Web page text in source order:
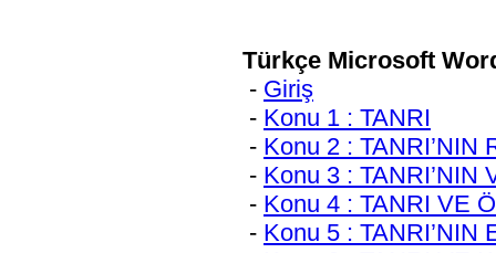
Türkçe Microsoft
- Giriş
- Konu 1 : TANRI
- Konu 2 : TANRI’NIN
- Konu 3 : TANRI’NIN
- Konu 4 : TANRI VE
- Konu 5 : TANRI’NIN